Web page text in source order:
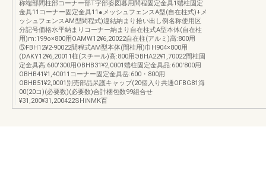
称端部間柱部コーナー部T字部姿図暮用間程固定金具1端柱固定
金具11コーナー固定金具11●メッシュフェンスA型(自在柱式)+メ
ッシュフェンスAM型間程式)違結納まり拾い出し例名称使用区
分記号価格水平納まりコーナー納まり自在柱式A型本体(自在柱
用)m:199o×800用OAMW12¥6,20022自在柱(アルミ)高:800用
⑤FBH12¥2‐90022間程式AM型本体(間柱用)巾H904×800用
(DAKY12¥6,20011柱(スチール)高:800用ЭBHA22¥1,70022間柱固
定金具高:600'300用OBHB31¥2,0001端柱固定金具品:600'800用
OBHB41¥1,40011コーナー固定金具岳:600・800用
OBHB51¥2,0001別売部品呆護キャップ(20個入り共通OFBG81海
00(20コ)(必要数)(必要数)合計梱包数99組合せ
¥31,200¥31,200422SHiNMK百